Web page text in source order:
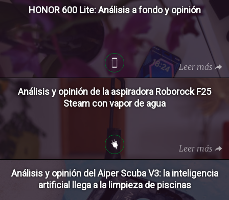
HONOR 600 Lite: Análisis a fondo y opinión
Leer más
Análisis y opinión de la aspiradora Roborock F25
Steam con vapor de agua
Leer más
Análisis y opinión del Aiper Scuba V3: la inteligencia
artificial llega a la limpieza de piscinas